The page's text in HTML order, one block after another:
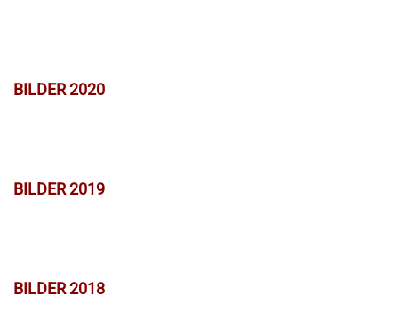
BILDER 2020
BILDER 2019
BILDER 2018